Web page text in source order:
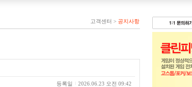
고객센터 > 공지사항
등록일 2026.06.23 오전 09:42